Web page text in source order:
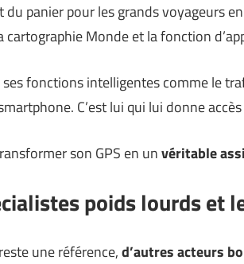
du panier pour les grands voyageurs
Monde et la fonction
ses fonctions intelligentes comme le
C’est lui qui lui donne
son GPS en unvéritable
poids lourds et
une référence,d’autres acteurs